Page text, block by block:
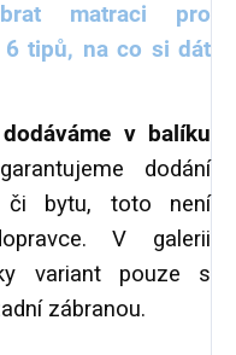
matraci pro
6 tipů, na co si dát
dodáváme v balíku
dodání
či bytu, toto není
V galerii
variant pouze s
zábranou.